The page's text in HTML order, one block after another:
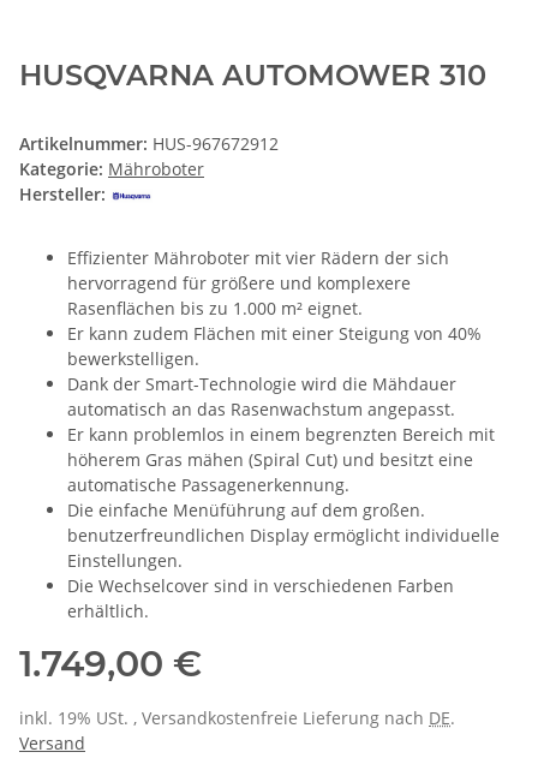
HUSQVARNA AUTOMOWER 310
Artikelnummer: HUS-967672912
Kategorie: Mähroboter
Hersteller:
Effizienter Mähroboter mit vier Rädern der sich
hervorragend für größere und komplexere
Rasenflächen bis zu 1.000 m² eignet.
Er kann zudem Flächen mit einer Steigung von 40%
bewerkstelligen.
Dank der Smart-Technologie wird die Mähdauer
automatisch an das Rasenwachstum angepasst.
Er kann problemlos in einem begrenzten Bereich mit
höherem Gras mähen (Spiral Cut) und besitzt eine
automatische Passagenerkennung.
Die einfache Menüführung auf dem großen.
benutzerfreundlichen Display ermöglicht individuelle
Einstellungen.
Die Wechselcover sind in verschiedenen Farben
erhältlich.
1.749,00 €
inkl. 19% USt. , Versandkostenfreie Lieferung nach DE.
Versand